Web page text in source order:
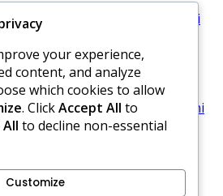
Regole sui pericoli, Opzioni di
Controversie sul punteggio,
Gioco leale
Palline: Gestione del
Adattamento alle condizioni
responsabilità dei giocatori,
regole, responsabilità
le prestazioni, Supporto
your experience,
content, and analyze
which cookies to allow
. ClickAccept All to
to decline non-essential
Customize